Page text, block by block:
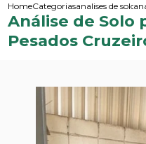
HomeCategoriasanalises de solos
Análise de Solo
Pesados